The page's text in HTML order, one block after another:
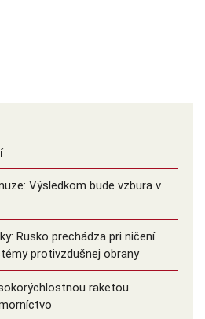
Výsledkom bude vzbura v
Rusko prechádza pri ničení
protivzdušnej obrany
raketou